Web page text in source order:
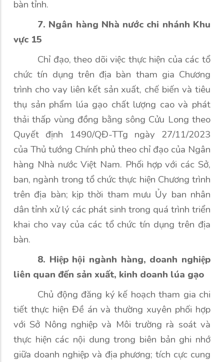
bàn tỉnh.
7. Ngân hàng Nhà nước chi nhánh Khu
vực 15
Chỉ đạo, theo dõi việc thực hiện của các tổ
chức tín dụng trên địa bàn tham gia Chương
trình cho vay liên kết sản xuất, chế biến và tiêu
thụ sản phẩm lúa gạo chất lượng cao và phát
thải thấp vùng đồng bằng sông Cửu Long theo
Quyết định 1490/QĐ-TTg ngày 27/11/2023
của Thủ tướng Chính phủ theo chỉ đạo của Ngân
hàng Nhà nước Việt Nam. Phối hợp với các Sở,
ban, ngành trong tổ chức thực hiện Chương trình
trên địa bàn; kịp thời tham mưu Ủy ban nhân
dân tỉnh xử lý các phát sinh trong quá trình triển
khai cho vay của các tổ chức tín dụng trên địa
bàn.
8. Hiệp hội ngành hàng, doanh nghiệp
liên quan đến sản xuất, kinh doanh lúa gạo
Chủ động đăng ký kế hoạch tham gia chi
tiết thực hiện Đề án và thường xuyên phối hợp
với Sở Nông nghiệp và Môi trường rà soát và
thực hiện các nội dung trong biên bản ghi nhớ
giữa doanh nghiệp và địa phương; tích cực cung